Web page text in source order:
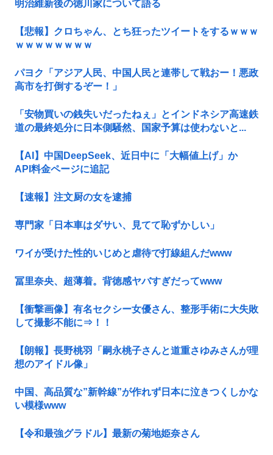
明治維新後の徳川家について語る
【悲報】クロちゃん、とち狂ったツイートをするｗｗｗ
ｗｗｗｗｗｗｗｗ
パヨク「アジア人民、中国人民と連帯して戦おー！悪政
高市を打倒するぞー！」
「安物買いの銭失いだったねぇ」とインドネシア高速鉄
道の最終処分に日本側騒然、国家予算は使わないと...
【AI】中国DeepSeek、近日中に「大幅値上げ」か
API料金ページに追記
【速報】注文厨の女を逮捕
専門家「日本車はダサい、見てて恥ずかしい」
ワイが受けた性的いじめと虐待で打線組んだwww
冨里奈央、超薄着。背徳感ヤバすぎだってwww
【衝撃画像】有名セクシー女優さん、整形手術に大失敗
して撮影不能に⇒！！
【朗報】長野桃羽「嗣永桃子さんと道重さゆみさんが理
想のアイドル像」
中国、高品質な”新幹線”が作れず日本に泣きつくしかな
い模様www
【令和最強グラドル】最新の菊地姫奈さん